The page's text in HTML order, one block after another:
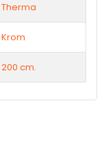
Therma
Krom
200 cm.